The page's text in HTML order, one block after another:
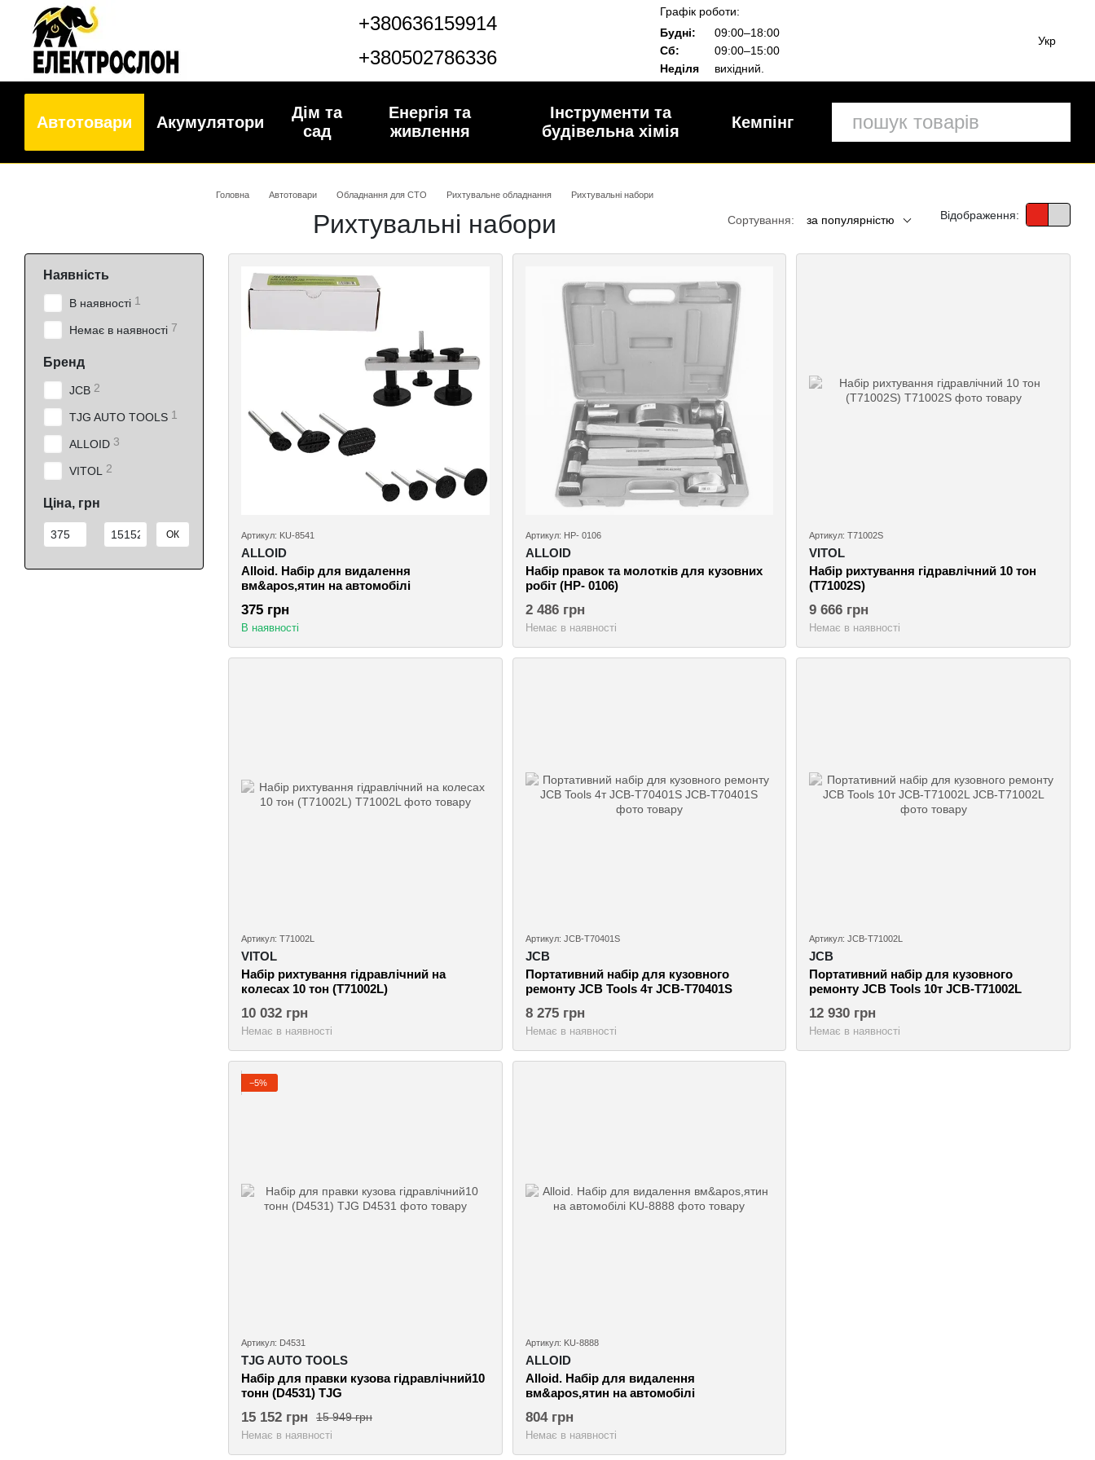
Перейти до основного контенту
+380636159914
+380502786336
Графік роботи:
Будні:
09:00–18:00
Сб:
09:00–15:00
Неділя
вихідний.
Укр
Автотовари Акумулятори
Дім та
сад
Енергія та
живлення
Інструменти та
будівельна хімія
Кемпінг
Головна Автотовари Обладнання для СТО Рихтувальне обладнання Рихтувальні набори
Рихтувальні набори Сортування: за популярністю Відображення:
Артикул: KU-8541
ALLOID
Alloid. Набір для видалення
вм&apos,ятин на автомобілі
375 грн
В наявності
Артикул: НР- 0106
ALLOID
Набір правок та молотків для кузовних
робіт (НР- 0106)
2 486 грн
Немає в наявності
Артикул: T71002S
VITOL
Набiр рихтування гідравлічний 10 тон
(T71002S)
9 666 грн
Немає в наявності
Артикул: T71002L
VITOL
Набiр рихтування гідравлічний на
колесах 10 тон (T71002L)
10 032 грн
Немає в наявності
Артикул: JCB-T70401S
JCB
Портативний набір для кузовного
ремонту JCB Tools 4т JCB-T70401S
8 275 грн
Немає в наявності
Артикул: JCB-T71002L
JCB
Портативний набір для кузовного
ремонту JCB Tools 10т JCB-T71002L
12 930 грн
Немає в наявності
−5%
Артикул: D4531
TJG AUTO TOOLS
Набір для правки кузова гідравлічний10
тонн (D4531) TJG
15 949 грн
15 152 грн
Немає в наявності
Артикул: KU-8888
ALLOID
Alloid. Набір для видалення
вм&apos,ятин на автомобілі
804 грн
Немає в наявності
Наявність
В наявності 1
Немає в наявності 7
Бренд
JCB 2
TJG AUTO TOOLS 1
ALLOID 3
VITOL 2
Ціна, грн
Від Ціна, грн
До Ціна, грн ОК